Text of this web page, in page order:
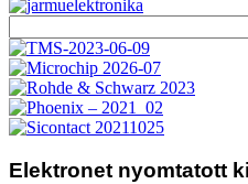
Elektronet nyomtatott